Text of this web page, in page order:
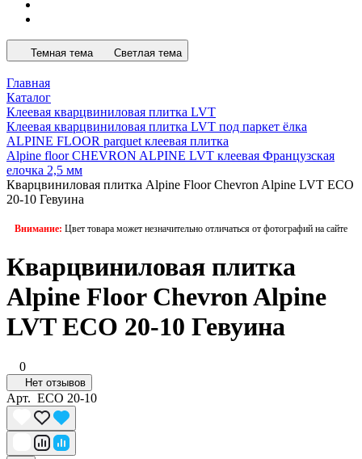
Темная тема Светлая тема
Главная
Каталог
Клеевая кварцвиниловая плитка LVT
Клеевая кварцвиниловая плитка LVT под паркет ёлка
ALPINE FLOOR parquet клеевая плитка
Alpine floor CHEVRON ALPINE LVT клеевая Французская
елочка 2,5 мм
Кварцвиниловая плитка Alpine Floor Chevron Alpine LVT ECO
20-10 Гевуина
Внимание: Цвет товара может незначительно отличаться от фотографий на сайте
Кварцвиниловая плитка
Alpine Floor Chevron Alpine
LVT ECO 20-10 Гевуина
0
Нет отзывов
Арт. ECO 20-10